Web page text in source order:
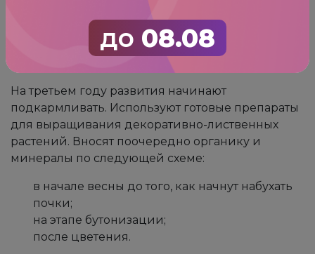
до 08.08
испарения влаги вносят мульчу из торфа или
На третьем году развития начинают
подкармливать. Используют готовые препараты
для выращивания декоративно-лиственных
растений. Вносят поочередно органику и
минералы по следующей схеме:
в начале весны до того, как начнут набухать
почки;
на этапе бутонизации;
после цветения.